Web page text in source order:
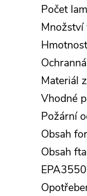
Počet
Množství
Materiál
Vhodné
Požární
Obsah
Obsah